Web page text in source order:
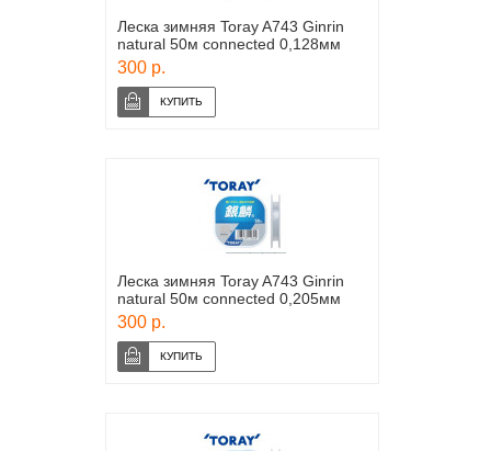
Леска зимняя Toray A743 Ginrin
natural 50м connected 0,128мм
300 р.
Леска зимняя Toray A743 Ginrin
natural 50м connected 0,205мм
300 р.